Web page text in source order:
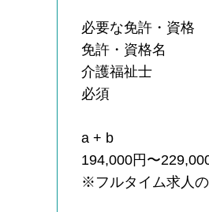
必要な免許・資格
免許・資格名
介護福祉士
必須
a + b
194,000円〜
※フルタイム求人